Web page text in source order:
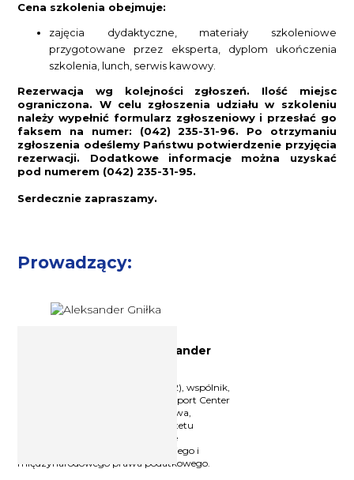
Cena szkolenia obejmuje:
zajęcia dydaktyczne, materiały szkoleniowe
przygotowane przez eksperta, dyplom ukończenia
szkolenia, lunch, serwis kawowy.
Rezerwacja wg kolejności zgłoszeń. Ilość miejsc
ograniczona. W celu zgłoszenia udziału w szkoleniu
należy wypełnić formularz zgłoszeniowy i przesłać go
faksem na numer: (042) 235-31-96. Po otrzymaniu
zgłoszenia odeślemy Państwu potwierdzenie przyjęcia
rezerwacji. Dodatkowe informacje można uzyskać
pod numerem (042) 235-31-95.
Serdecznie zapraszamy.
Prowadzący:
Doradca podatkowy Aleksander
Doradca podatkowy (nr wpisu 11512), wspólnik,
założyciel i Prezes zarządu Tax Support Center
Sp. z o.o., absolwent Wydziału Prawa,
Administracji i Ekonomii Uniwersytetu
Wrocławskiego. Posiada wieloletnie
doświadczenie w stosowaniu polskiego i
międzynarodowego prawa podatkowego.